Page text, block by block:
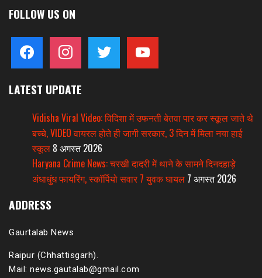
FOLLOW US ON
facebook instagram twitter youtube
LATEST UPDATE
Vidisha Viral Video: विदिशा में उफनती बेतवा पार कर स्कूल जाते थे
बच्चे, VIDEO वायरल होते ही जागी सरकार, 3 दिन में मिला नया हाई
स्कूल 8 अगस्त 2026
Haryana Crime News: चरखी दादरी में थाने के सामने दिनदहाड़े
अंधाधुंध फायरिंग, स्कॉर्पियो सवार 7 युवक घायल 7 अगस्त 2026
ADDRESS
Gaurtalab News
Raipur (Chhattisgarh).
Mail: news.gautalab@gmail.com